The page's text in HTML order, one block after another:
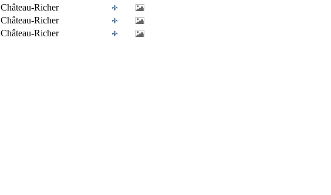
Château-Richer
Château-Richer
Château-Richer